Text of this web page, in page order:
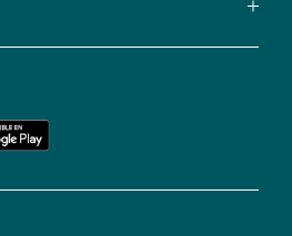
de
en
cualquier
Para